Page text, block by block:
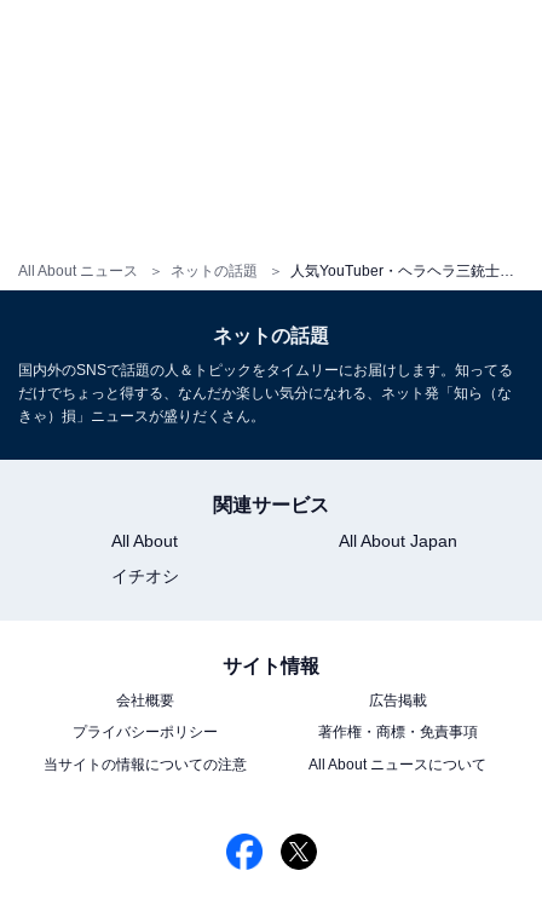
All About ニュース ネットの話題 人気YouTuber・ヘラヘラ三銃士、谷間あらわな“密着”水着ショット公開！ 『ヤンマガ』未公開カット
ネットの話題
国内外のSNSで話題の人＆トピックをタイムリーにお届けします。知ってる
だけでちょっと得する、なんだか楽しい気分になれる、ネット発「知ら（な
きゃ）損」ニュースが盛りだくさん。
関連サービス
All About
All About Japan
イチオシ
サイト情報
会社概要
広告掲載
プライバシーポリシー
著作権・商標・免責事項
当サイトの情報についての注意
All About ニュースについて